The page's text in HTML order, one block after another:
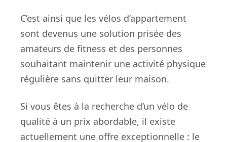
C’est ainsi que les vélos d’appartement
sont devenus une solution prisée des
amateurs de fitness et des personnes
souhaitant maintenir une activité physique
régulière sans quitter leur maison.
Si vous êtes à la recherche d’un vélo de
qualité à un prix abordable, il existe
actuellement une offre exceptionnelle : le